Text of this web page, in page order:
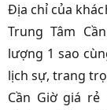
Địa chỉ của
Trung Tâm
lượng 1 sao
lịch sự, trang
Cần Giờ giá rẻ